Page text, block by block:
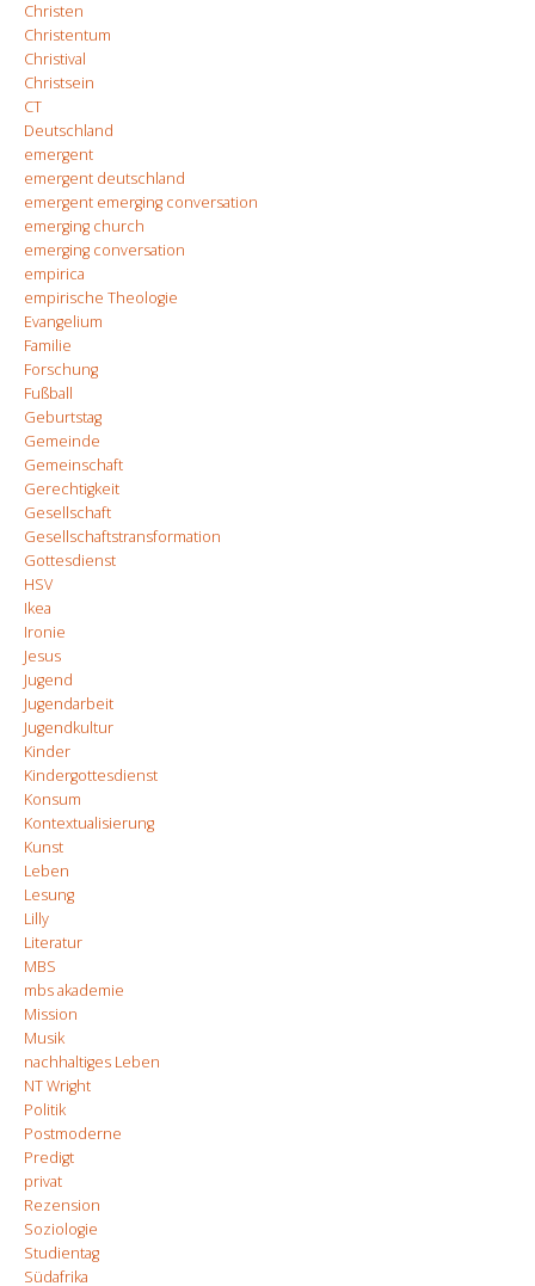
Christen
Christentum
Christival
Christsein
CT
Deutschland
emergent
emergent deutschland
emergent emerging conversation
emerging church
emerging conversation
empirica
empirische Theologie
Evangelium
Familie
Forschung
Fußball
Geburtstag
Gemeinde
Gemeinschaft
Gerechtigkeit
Gesellschaft
Gesellschaftstransformation
Gottesdienst
HSV
Ikea
Ironie
Jesus
Jugend
Jugendarbeit
Jugendkultur
Kinder
Kindergottesdienst
Konsum
Kontextualisierung
Kunst
Leben
Lesung
Lilly
Literatur
MBS
mbs akademie
Mission
Musik
nachhaltiges Leben
NT Wright
Politik
Postmoderne
Predigt
privat
Rezension
Soziologie
Studientag
Südafrika